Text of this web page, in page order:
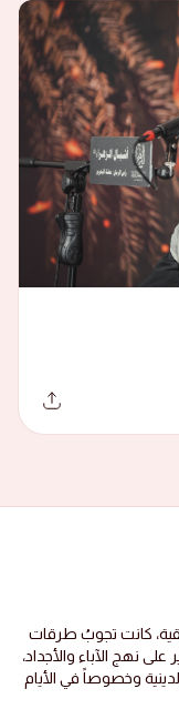
كانت تجوبُ طرقات
نهج الآباء والأجداد،
وخصوصاً في الأيام